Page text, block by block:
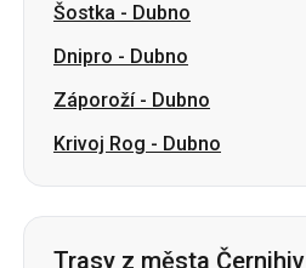
Šostka - Dubno
Dnipro - Dubno
Záporoží- Dubno
Krivoj Rog - Dubno
Trasy z města Černihiv